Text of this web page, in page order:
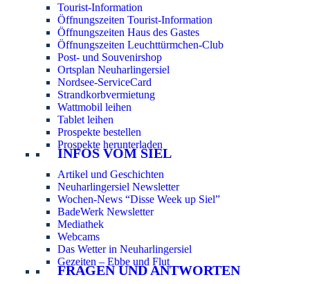
Tourist-Information
Öffnungszeiten Tourist-Information
Öffnungszeiten Haus des Gastes
Öffnungszeiten Leuchttürmchen-Club
Post- und Souvenirshop
Ortsplan Neuharlingersiel
Nordsee-ServiceCard
Strandkorbvermietung
Wattmobil leihen
Tablet leihen
Prospekte bestellen
Prospekte herunterladen
INFOS VOM SIEL
Artikel und Geschichten
Neuharlingersiel Newsletter
Wochen-News “Disse Week up Siel”
BadeWerk Newsletter
Mediathek
Webcams
Das Wetter in Neuharlingersiel
Gezeiten – Ebbe und Flut
FRAGEN UND ANTWORTEN